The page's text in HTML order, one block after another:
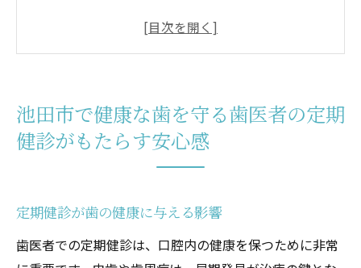
安心して受診できる環境づくりの重要性
歯科定期健診での不安を解消する方法
歯の健康維持に必要な歯医者選び池田市でのポ
信頼できる歯医者の見つけ方
子供から大人まで対応可能な歯医者を選ぶ
池田市で健康な歯を守る歯医者の定期
健診がもたらす安心感
定期健診が歯の健康に与える影響
歯医者での定期健診は、口腔内の健康を保つために非常